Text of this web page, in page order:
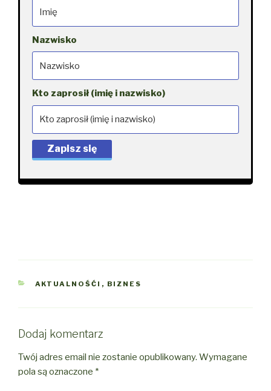
Nazwisko
Kto zaprosił (imię i nazwisko)
KATEGORIE
AKTUALNOŚĆI , BIZNES
Dodaj komentarz
Twój adres email nie zostanie opublikowany. Wymagane
pola są oznaczone *